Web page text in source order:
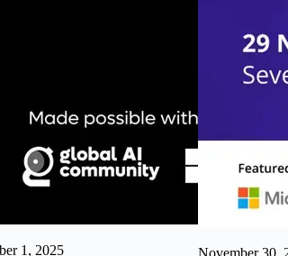
1, 2025